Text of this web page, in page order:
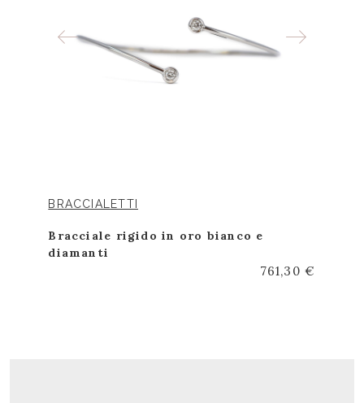
BRACCIALETTI
Bracciale rigido in oro bianco e
diamanti
761,30 €